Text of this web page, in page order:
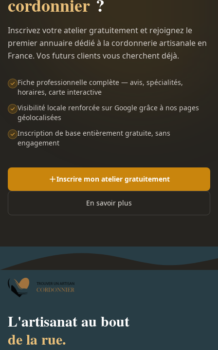
Inscrivez votre atelier gratuitement et rejoignez le
premier annuaire dédié à la cordonnerie artisanale en
France. Vos futurs clients vous cherchent déjà.
Fiche professionnelle complète — avis, spécialités,
horaires, carte interactive
Visibilité locale renforcée sur Google grâce à nos pages
géolocalisées
Inscription de base entièrement gratuite, sans
engagement
Inscrire mon atelier gratuitement
En savoir plus
L'artisanat au bout
de la rue.